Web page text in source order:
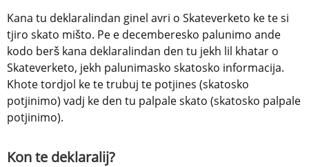
Kana tu deklaralindan ginel avri o Skateverketo ke te si
tjiro skato mišto. Pe e decemberesko palunimo ande
kodo berš kana deklaralindan den tu jekh lil khatar o
Skateverketo, jekh palunimasko skatosko informacija.
Khote tordjol ke te trubuj te potjines (skatosko
potjinimo) vadj ke den tu palpale skato (skatosko palpale
potjinimo).
Kon te deklaralij?